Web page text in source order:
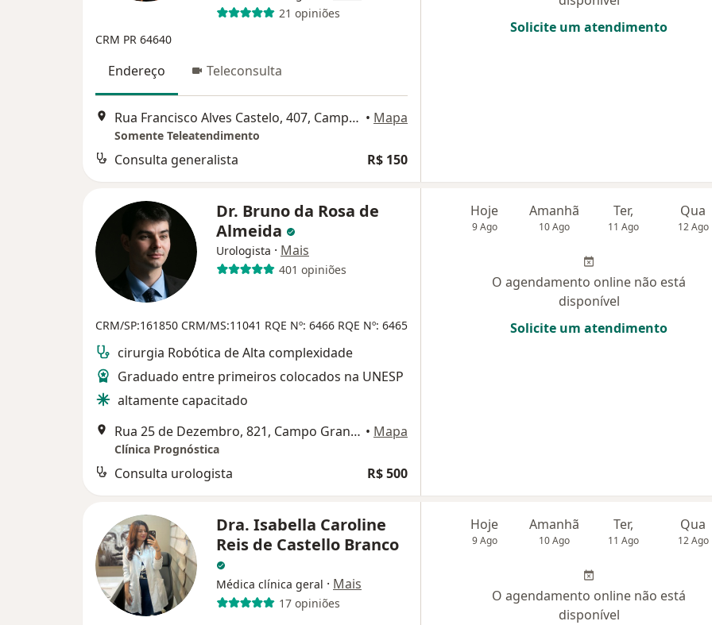
21 opiniões
CRM PR 64640
Endereço Teleconsulta
Rua Francisco Alves Castelo, 407, Campo Grande • Mapa
Somente Teleatendimento
Consulta generalista R$ 150
Solicite um atendimento
Dr. Bruno da Rosa de
Almeida
Urologista · Mais
401 opiniões
CRM/SP:161850 CRM/MS:11041 RQE Nº: 6466 RQE Nº: 6465
cirurgia Robótica de Alta complexidade
Graduado entre primeiros colocados na UNESP
altamente capacitado
Rua 25 de Dezembro, 821, Campo Grande • Mapa
Clínica Prognóstica
Consulta urologista R$ 500
Hoje
9 Ago
Amanhã
10 Ago
Ter,
11 Ago
Qua
12 Ago
O agendamento online não está
disponível
Solicite um atendimento
Dra. Isabella Caroline
Reis de Castello Branco
Médica clínica geral · Mais
17 opiniões
Hoje
9 Ago
Amanhã
10 Ago
Ter,
11 Ago
Qua
12 Ago
O agendamento online não está
disponível